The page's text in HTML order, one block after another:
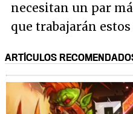
necesitan un par
que trabajarán estos
ARTÍCULOS